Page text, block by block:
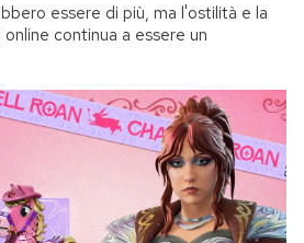
essere di più, ma l'ostilità e la
continua a essere un